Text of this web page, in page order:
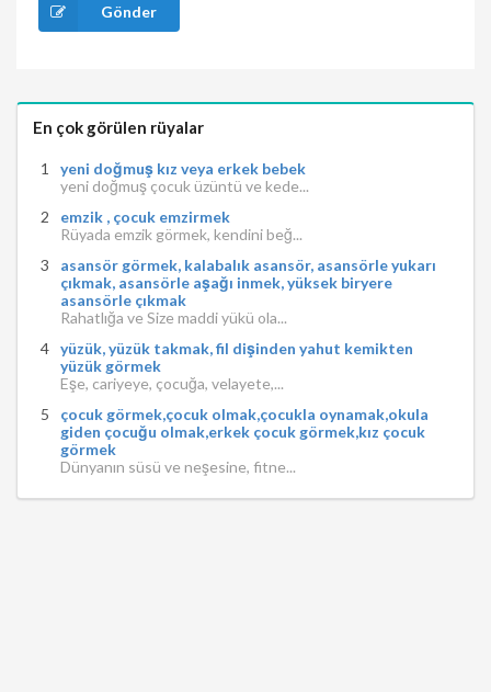
Gönder
En çok görülen rüyalar
yeni doğmuş kız veya erkek bebek
yeni doğmuş çocuk üzüntü ve kede...
emzik , çocuk emzirmek
Rüyada emzik görmek, kendini beğ...
asansör görmek, kalabalık asansör, asansörle yukarı
çıkmak, asansörle aşağı inmek, yüksek biryere
asansörle çıkmak
Rahatlığa ve Size maddi yükü ola...
yüzük, yüzük takmak, fil dişinden yahut kemikten
yüzük görmek
Eşe, cariyeye, çocuğa, velayete,...
çocuk görmek,çocuk olmak,çocukla oynamak,okula
giden çocuğu olmak,erkek çocuk görmek,kız çocuk
görmek
Dünyanın süsü ve neşesine, fitne...